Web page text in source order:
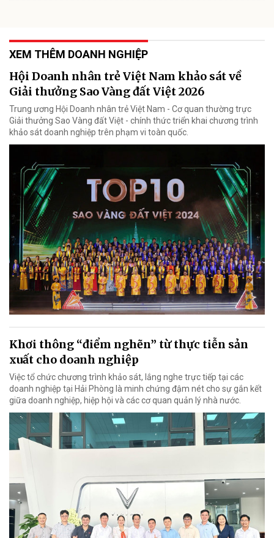
XEM THÊM DOANH NGHIỆP
Hội Doanh nhân trẻ Việt Nam khảo sát về
Giải thưởng Sao Vàng đất Việt 2026
Trung ương Hội Doanh nhân trẻ Việt Nam - Cơ quan thường trực
Giải thưởng Sao Vàng đất Việt - chính thức triển khai chương trình
khảo sát doanh nghiệp trên phạm vi toàn quốc.
Khơi thông “điểm nghẽn” từ thực tiễn sản
xuất cho doanh nghiệp
Việc tổ chức chương trình khảo sát, lắng nghe trực tiếp tại các
doanh nghiệp tại Hải Phòng là minh chứng đậm nét cho sự gắn kết
giữa doanh nghiệp, hiệp hội và các cơ quan quản lý nhà nước.